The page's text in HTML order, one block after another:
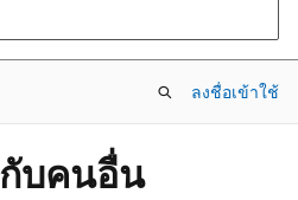
ลงชื่อเข้าใช้
บคนอื่น